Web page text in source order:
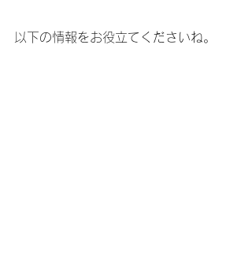
以下の情報をお役立てくださいね。